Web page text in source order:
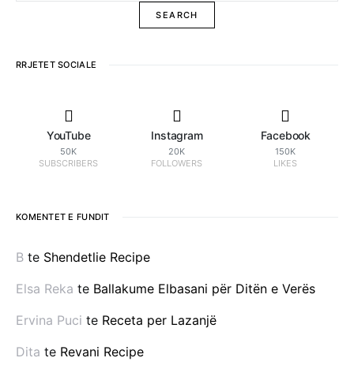
RRJETET SOCIALE
YouTube
50K
SUBSCRIBERS
Instagram
20K
FOLLOWERS
Facebook
150K
LIKES
KOMENTET E FUNDIT
B te Shendetlie Recipe
Elsa Reka te Ballakume Elbasani për Ditën e Verës
Ervina Puci te Receta per Lazanjë
Dita te Revani Recipe